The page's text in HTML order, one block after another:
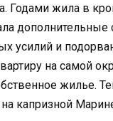
Годами жила в
усилий и
на самой
жилье.
капризной